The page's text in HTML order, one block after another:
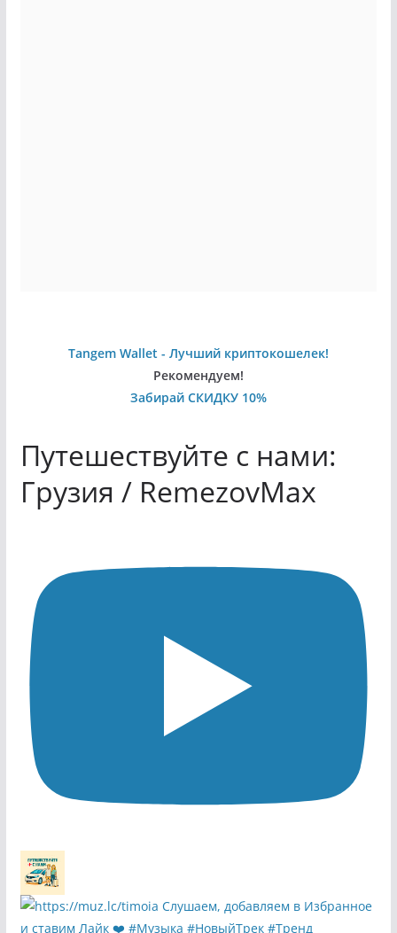
Tangem Wallet - Лучший криптокошелек!
Рекомендуем!
Забирай СКИДКУ 10%
Путешествуйте с нами:
Грузия / RemezovMax